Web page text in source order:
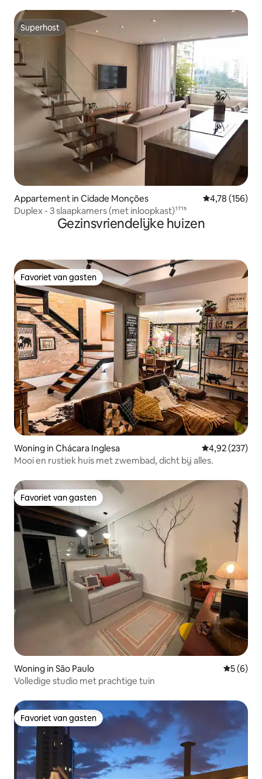
Superhost
Superhost
Appartement in Cidade Monções Gemiddelde
4,78 (156)
Duplex - 3 slaapkamers (met inloopkast)¹⁷¹⁵
Gezinsvriendelijke huizen
Favoriet van gasten
Favoriet van gasten
Woning in Chácara Inglesa Gemiddelde
4,92 (237)
Mooi en rustiek huis met zwembad, dicht bij alles.
Favoriet van gasten
Favoriet van gasten
Woning in São Paulo
5 (6)
Volledige studio met prachtige tuin
Favoriet van gasten
Favoriet van gasten